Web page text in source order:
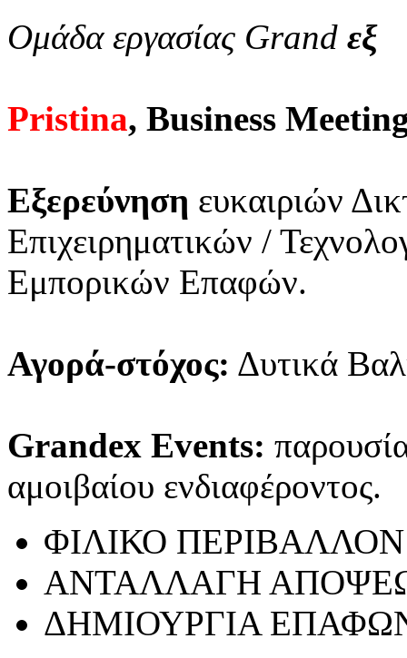
Ομάδα εργασίας Grand εξ
Pristina, Business
Εξερεύνηση ευκαιριών
Επιχειρηματικών /
Εμπορικών Επαφών.
Αγορά-στόχος: Δυτικά
Grandex Events:
αμοιβαίου ενδιαφέροντος.
ΦΙΛΙΚΟ ΠΕΡΙΒΑΛΛΟΝ
ΑΝΤΑΛΛΑΓΗ
ΔΗΜΙΟΥΡΓΙΑ